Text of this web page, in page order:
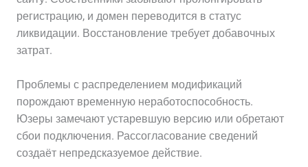
регистрацию, и домен переводится в статус
ликвидации. Восстановление требует добавочных
затрат.
Проблемы с распределением модификаций
порождают временную неработоспособность.
Юзеры замечают устаревшую версию или обретают
сбои подключения. Рассогласование сведений
создаёт непредсказуемое действие.